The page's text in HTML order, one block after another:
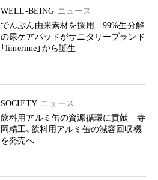
WELL-BEING ニュース
でんぷん由来素材を採用 99%生分解
の尿ケアパッドがサニタリーブランド
「limerime」から誕生
SOCIETY ニュース
飲料用アルミ缶の資源循環に貢献 寺
岡精工、飲料用アルミ缶の減容回収機
を発売へ